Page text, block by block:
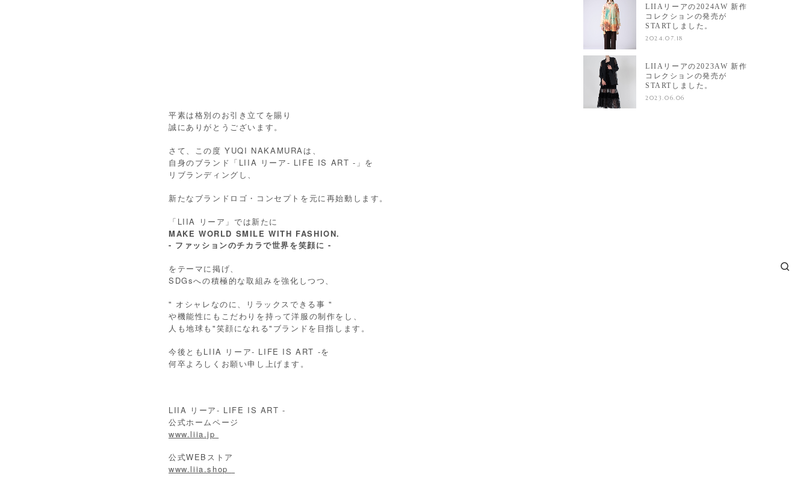
平素は格別のお引き立てを賜り
誠にありがとうございます。
さて、この度 YUQI NAKAMURAは、
自身のブランド「LIIA リーア- LIFE IS ART -」を
リブランディングし、
新たなブランドロゴ・コンセプトを元に再始動します。
「LIIA リーア」では新たに
MAKE WORLD SMILE WITH FASHION.
- ファッションのチカラで世界を笑顔に -
をテーマに掲げ、
SDGsへの積極的な取組みを強化しつつ、
" オシャレなのに、リラックスできる事 "
や機能性にもこだわりを持って洋服の制作をし、
人も地球も"笑顔になれる"ブランドを目指します。
今後ともLIIA リーア- LIFE IS ART -を
何卒よろしくお願い申し上げます。
LIIA リーア- LIFE IS ART -
公式ホームページ
www.liia.jp
公式WEBストア
www.liia.shop
LIIAリーアの2024AW 新作
コレクションの発売が
STARTしました。
2024.07.18
LIIAリーアの2023AW 新作
コレクションの発売が
STARTしました。
2023.06.06